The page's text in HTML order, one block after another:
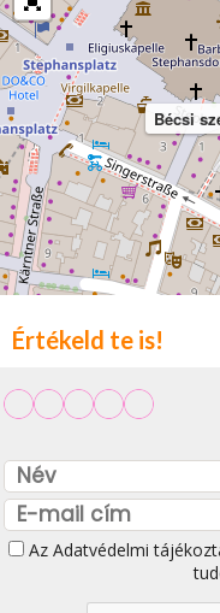
Bécsi
Értékeld te is!
Az Adatvédelmi